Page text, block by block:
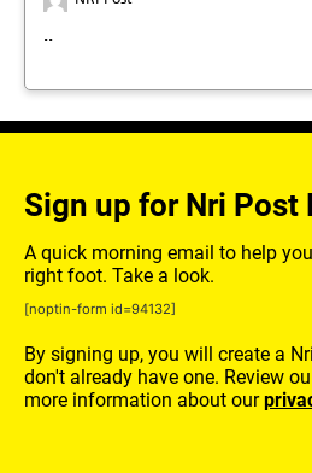
..
Sign up for Nri Post
A quick morning email to help
right foot. Take a look.
[noptin-form id=94132]
By signing up, you will create a
don't already have one. Review
more information about our